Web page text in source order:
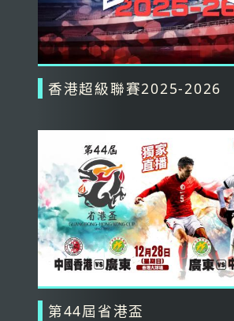
香港超級聯賽2025-2026
第44屆省港盃